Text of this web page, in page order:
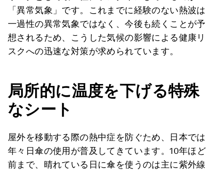
「異常気象」です。これまでに経験のない熱波は
一過性の異常気象ではなく、今後も続くことが予
想されるため、こうした気候の影響による健康リ
スクへの迅速な対策が求められています。
局所的に温度を下げる特殊
なシート
屋外を移動する際の熱中症を防ぐため、日本では
年々日傘の使用が普及してきています。10年ほど
前まで、晴れている日に傘を使うのは主に紫外線